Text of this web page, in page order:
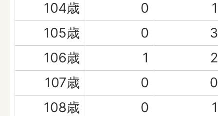
104歳
0
1
105歳
0
3
106歳
1
2
107歳
0
0
108歳
0
1